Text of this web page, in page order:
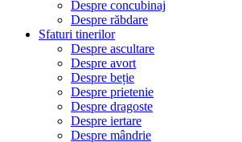
Despre concubinaj
Despre răbdare
Sfaturi tinerilor
Despre ascultare
Despre avort
Despre beție
Despre prietenie
Despre dragoste
Despre iertare
Despre mândrie